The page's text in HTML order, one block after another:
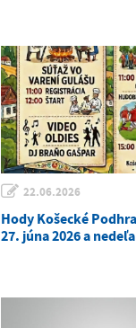
22.06.2026
Hody Košecké
27. júna 2026 a